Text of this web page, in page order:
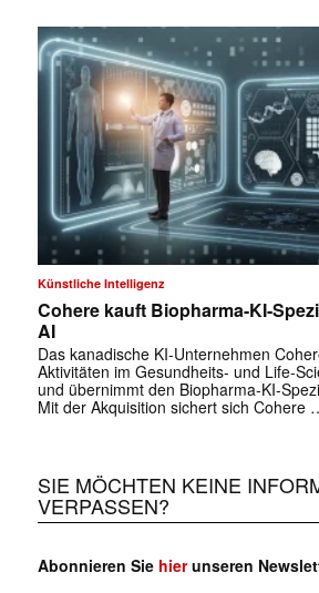
Künstliche Intelligenz
Cohere kauft Biopharma-KI-
AI
Das kanadische KI-Unternehmen
Aktivitäten im Gesundheits- und Life-
und übernimmt den Biopharma-KI-
Mit der Akquisition sichert sich Cohere
SIE MÖCHTEN KEINE
VERPASSEN?
Abonnieren Sie hierunseren